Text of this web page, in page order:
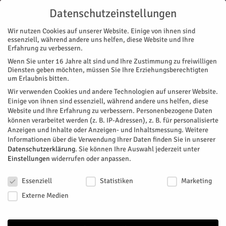
Start Stadtteile Koslar GKG sammelt für Fiona
STADTTEILE KOSLAR
GKG sammelt für Fiona
Wenn aus den "eigenen Reihen" jemand erkrankt, kommt die
Not plötzlich sehr nah. Die GKG Fidele Brüder wirbt um
Spenden für die Behandlung eines ihrer Mitglieder.
Von HERZOG Redaktion- Oktober 29, 2022 1161
Facebook Twitter
Datenschutzeinstellungen
Wir nutzen Cookies auf unserer Website. Einige von ihnen sind
essenziell, während andere uns helfen, diese Website und Ihre
Erfahrung zu verbessern.
Wenn Sie unter 16 Jahre alt sind und Ihre Zustimmung zu freiwilligen
Diensten geben möchten, müssen Sie Ihre Erziehungsberechtigten
um Erlaubnis bitten.
Wir verwenden Cookies und andere Technologien auf unserer Website.
Einige von ihnen sind essenziell, während andere uns helfen, diese
Website und Ihre Erfahrung zu verbessern. Personenbezogene Daten
können verarbeitet werden (z. B. IP-Adressen), z. B. für personalisierte
Anzeigen und Inhalte oder Anzeigen- und Inhaltsmessung. Weitere
Informationen über die Verwendung Ihrer Daten finden Sie in unserer
Datenschutzerklärung. Sie können Ihre Auswahl jederzeit unter
Einstellungen widerrufen oder anpassen.
Essenziell
Statistiken
Marketing
Externe Medien